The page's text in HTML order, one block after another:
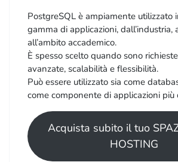
PostgreSQL è ampiamente utilizzato
gamma di applicazioni, dall’industria,
all’ambito accademico.
È spesso scelto quando sono
avanzate, scalabilità e flessibilità.
Può essere utilizzato sia come
come componente di applicazioni più
Acquista subito il tuo
HOSTING